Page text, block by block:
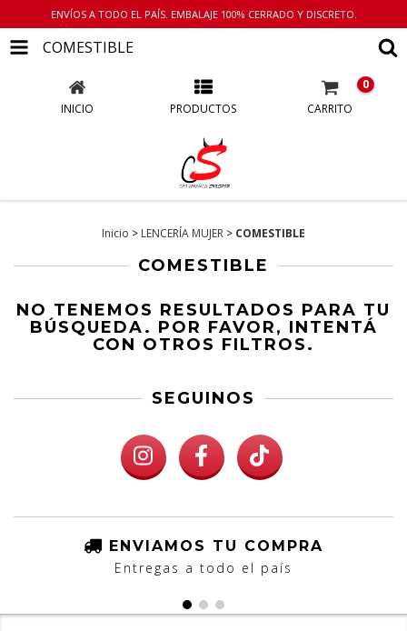
ENVÍOS A TODO EL PAÍS. EMBALAJE 100% CERRADO Y DISCRETO.
COMESTIBLE
INICIO PRODUCTOS CARRITO
0
Inicio > LENCERÍA MUJER > COMESTIBLE
COMESTIBLE
NO TENEMOS RESULTADOS PARA TU
BÚSQUEDA. POR FAVOR, INTENTÁ
CON OTROS FILTROS.
SEGUINOS
ENVIAMOS TU COMPRA
Entregas a todo el país